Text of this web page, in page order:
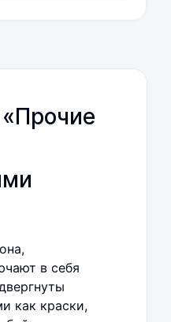
в себя
как краски,